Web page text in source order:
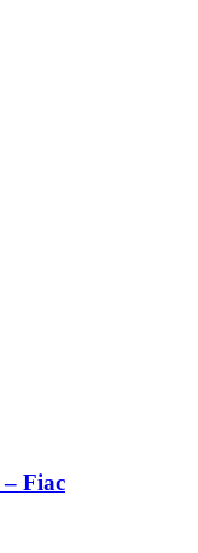
Fiac